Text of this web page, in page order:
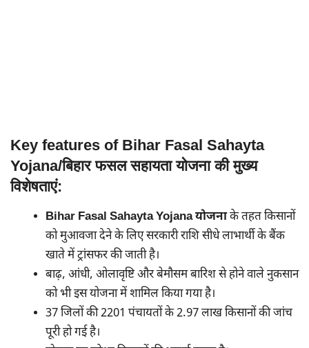
Key features of Bihar Fasal Sahayta
Yojana/बिहार फसल सहायता योजना की मुख्य
विशेषताएं:
Bihar Fasal Sahayta Yojana योजनाके तहत किसानों
को मुआवजा देने के लिए सरकारी राशि सीधे लाभार्थी के बैंक
खाते में ट्रांसफर की जाती है।
बाढ़, आंधी, ओलावृष्टि और बेमौसम बारिश से होने वाले नुकसान
को भी इस योजना में शामिल किया गया है।
37 जिलों की 2201 पंचायतों के 2.97 लाख किसानों की जांच
पूरी हो गई है।